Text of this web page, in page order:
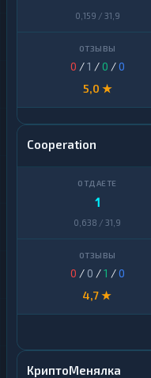
0,159 / 31,9
0 /1 /0 /0
5,0 ★
Cooperation
1
0,638 / 31,9
0 / 0 /1 /0
4,7 ★
КриптоМенялка